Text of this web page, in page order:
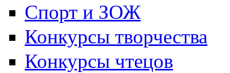
Спорт и ЗОЖ
Конкурсы творчества
Конкурсы чтецов